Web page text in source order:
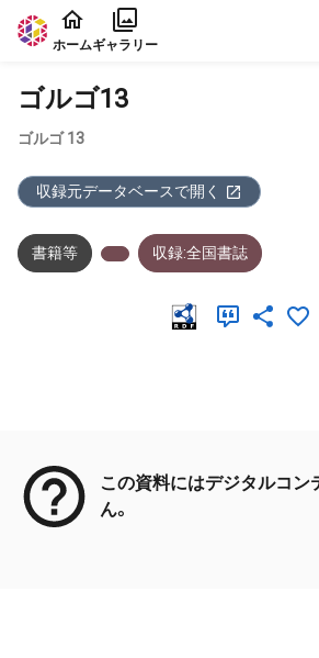
本文に飛ぶ
ホームギャラリー
ゴルゴ13
ゴルゴ 13
収録元データベースで開く
書籍等 収録:全国書誌
この資料にはデジタルコン
ん。